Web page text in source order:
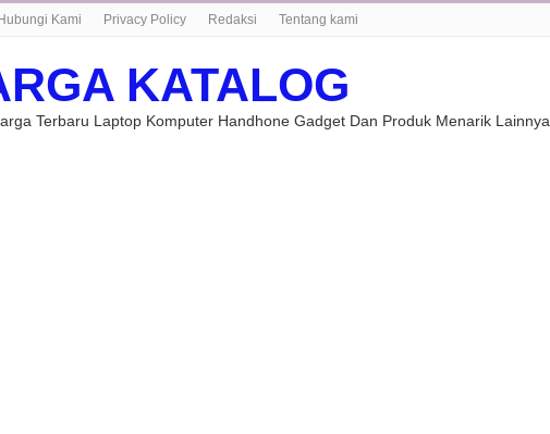
Hubungi Kami Privacy Policy Redaksi Tentang kami
KATALOG
Terbaru Laptop Komputer Handhone Gadget Dan Produk Menarik Lainnya